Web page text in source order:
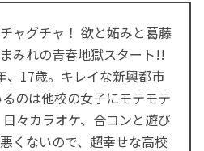
ャグチャ！ 欲と妬みと葛藤
みれの青春地獄スタート!!
、17歳。キレイな新興都市
のは他校の女子にモテモテ
々カラオケ、合コンと遊び
くないので、超幸せな高校